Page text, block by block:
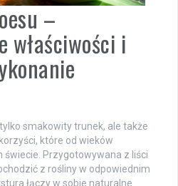
–
właściwości i
smakowity trunek, ale także
które od wieków
świecie. Przygotowywana z liści
z rośliny w odpowiednim
łączy w sobie naturalne